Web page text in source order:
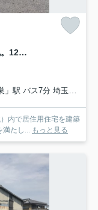
〈調整区域〉鴻巣駅22分。54坪の整形地。12号の許可取得で建築可能な住宅用地。
埼玉県鴻巣市「馬室陸橋」 停歩6分
内で居住用住宅を建築
満たし... もっと見る